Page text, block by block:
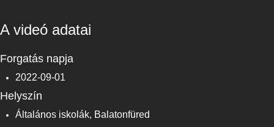
A videó adatai
Forgatás napja
2022-09-01
Helyszín
Általános iskolák, Balatonfüred